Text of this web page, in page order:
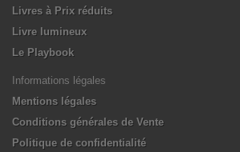
Livres à Prix réduits
Livre lumineux
Le Playbook
Informations légales
Mentions légales
Conditions générales de Vente
Politique de confidentialité